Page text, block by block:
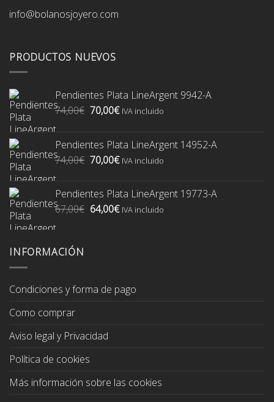
info@bolanosjoyero.com
PRODUCTOS NUEVOS
Pendientes Plata LineArgent 9942-A
74,00€ El
era:
74,00€.
70,00€El
es:
70,00€.
IVA incluido
Pendientes Plata LineArgent 14952-A
74,00€ El
era:
74,00€.
70,00€El
es:
70,00€.
IVA incluido
Pendientes Plata LineArgent 19773-A
67,00€ El
64,00€ElIVA incluido
INFORMACIÓN
Condiciones y forma de pago
Como comprar
Aviso legal y Privacidad
Política de cookies
Más información sobre las cookies